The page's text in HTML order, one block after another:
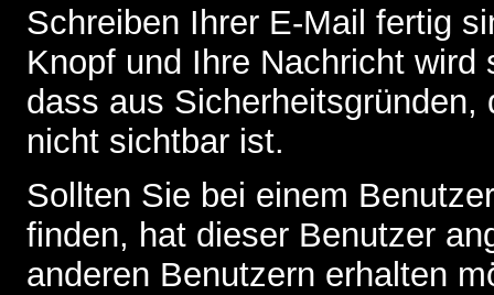
Schreiben Ihrer E-Mail fertig
Knopf und Ihre Nachricht
dass aus
nicht sichtbar ist.
Sollten Sie bei einem
finden, hat dieser Benutzer
anderen Benutzern erhalten